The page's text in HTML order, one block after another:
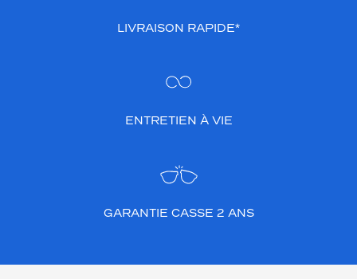
LIVRAISON RAPIDE*
ENTRETIEN À VIE
GARANTIE CASSE 2 ANS